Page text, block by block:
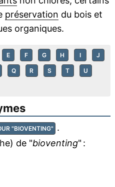
préservation du bois et
organiques.
E F G H I J
Q R S T U
"BIOVENTING" .
de "bioventing" :